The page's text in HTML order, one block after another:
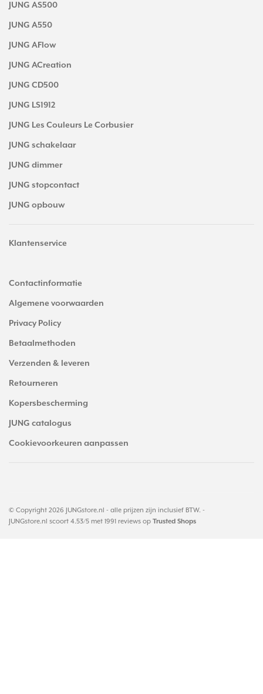
JUNG AS500
JUNG A550
JUNG AFlow
JUNG ACreation
JUNG CD500
JUNG LS1912
JUNG Les Couleurs Le Corbusier
JUNG schakelaar
JUNG dimmer
JUNG stopcontact
JUNG opbouw
Klantenservice
Contactinformatie
Algemene voorwaarden
Privacy Policy
Betaalmethoden
Verzenden & leveren
Retourneren
Kopersbescherming
JUNG catalogus
Cookievoorkeuren aanpassen
© Copyright 2026 JUNGstore.nl - alle prijzen zijn inclusief BTW. -
JUNGstore.nl scoort 4.53/5 met 1991 reviews op Trusted Shops